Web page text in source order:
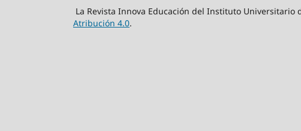
La Revista Innova Educación del Instituto
Atribución 4.0.